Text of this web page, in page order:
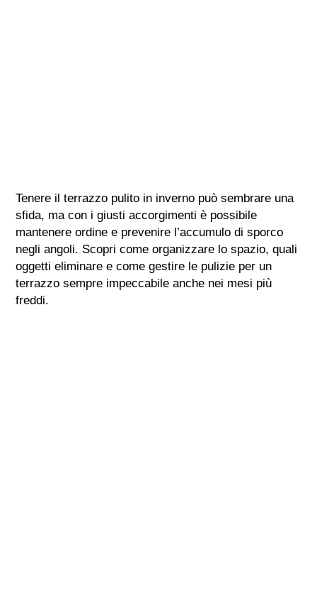
Tenere il terrazzo pulito in inverno può sembrare una
sfida, ma con i giusti accorgimenti è possibile
mantenere ordine e prevenire l’accumulo di sporco
negli angoli. Scopri come organizzare lo spazio, quali
oggetti eliminare e come gestire le pulizie per un
terrazzo sempre impeccabile anche nei mesi più
freddi.